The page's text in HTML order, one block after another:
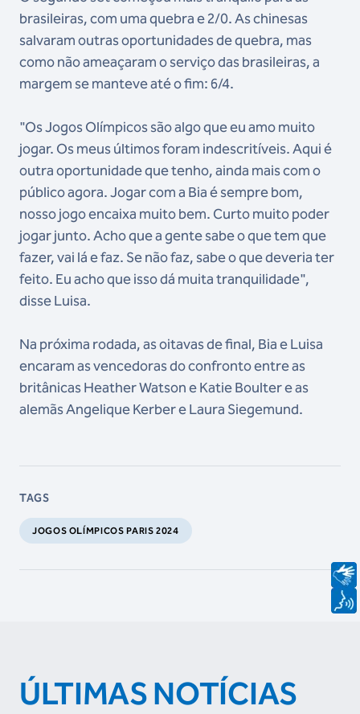
brasileiras, com uma quebra e 2/0. As chinesas
salvaram outras oportunidades de quebra, mas
como não ameaçaram o serviço das brasileiras, a
margem se manteve até o fim: 6/4.
"Os Jogos Olímpicos são algo que eu amo muito
jogar. Os meus últimos foram indescritíveis. Aqui é
outra oportunidade que tenho, ainda mais com o
público agora. Jogar com a Bia é sempre bom,
nosso jogo encaixa muito bem. Curto muito poder
jogar junto. Acho que a gente sabe o que tem que
fazer, vai lá e faz. Se não faz, sabe o que deveria ter
feito. Eu acho que isso dá muita tranquilidade",
disse Luisa.
Na próxima rodada, as oitavas de final, Bia e Luisa
encaram as vencedoras do confronto entre as
britânicas Heather Watson e Katie Boulter e as
alemãs Angelique Kerber e Laura Siegemund.
TAGS
JOGOS OLÍMPICOS PARIS 2024
ÚLTIMAS NOTÍCIAS